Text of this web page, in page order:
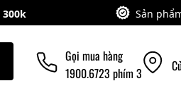
300k Sản
Gọi mua hàng
1900.6723 phím 3